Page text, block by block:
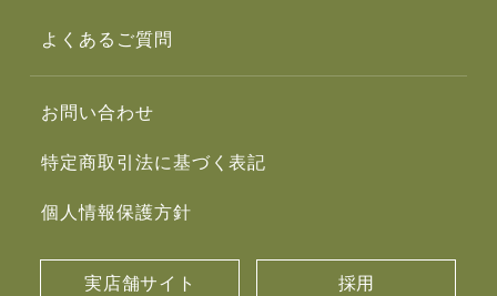
よくあるご質問
お問い合わせ
特定商取引法に基づく表記
個人情報保護方針
実店舗サイト 採用